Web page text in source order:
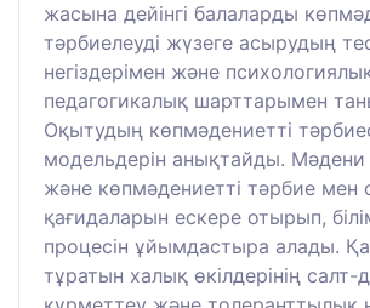
жасына дейінгі балаларды
тәрбиелеуді жүзеге асырудың
негіздерімен және
педагогикалық шарттарымен
Оқытудың көпмәдениетті
модельдерін анықтайды. Мәдени
және көпмәдениетті тәрбие мен
қағидаларын ескере отырып,
процесін ұйымдастыра алады.
тұратын халық өкілдерінің салт-